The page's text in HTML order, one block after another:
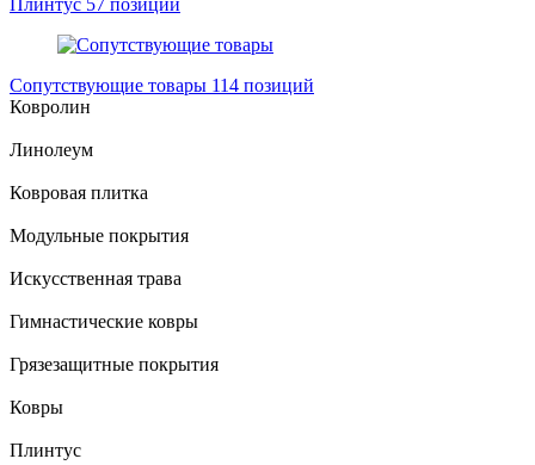
Плинтус 57 позиций
Сопутствующие товары 114 позиций
Ковролин
Линолеум
Ковровая плитка
Модульные покрытия
Искусственная трава
Гимнастические ковры
Грязезащитные покрытия
Ковры
Плинтус